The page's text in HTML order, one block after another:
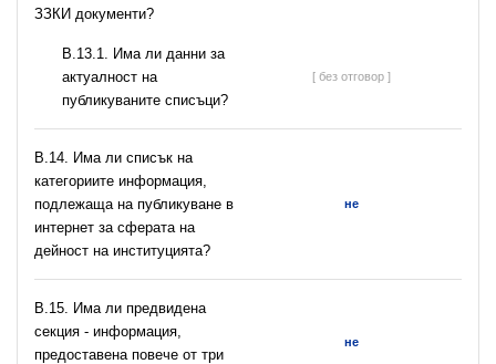
ЗЗКИ документи?
В.13.1. Има ли данни за
актуалност на
публикуваните списъци?
[ без отговор ]
В.14. Има ли списък на
категориите информация,
подлежаща на публикуване в
интернет за сферата на
дейност на институцията?
не
В.15. Има ли предвидена
секция - информация,
предоставена повече от три
не